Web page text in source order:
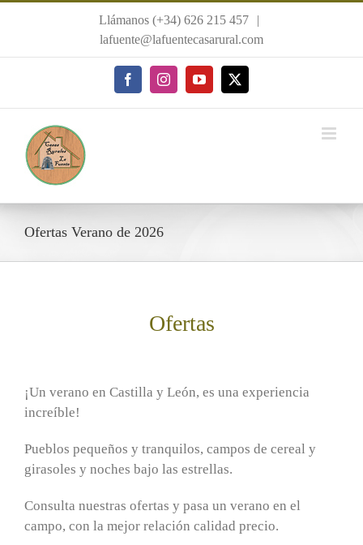
Llámanos (+34) 626 215 457
|
lafuente@lafuentecasarural.com
FacebookInstagramYouTube
X
Ofertas Verano de 2026
Ofertas
¡Un verano en Castilla y León, es una experiencia
increíble!
Pueblos pequeños y tranquilos, campos de cereal y
girasoles y noches bajo las estrellas.
Consulta nuestras ofertas y pasa un verano en el
campo, con la mejor relación calidad precio.